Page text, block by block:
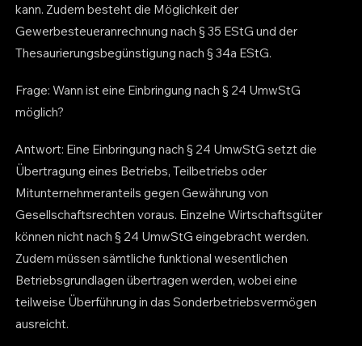
kann. Zudem besteht die Möglichkeit der
Gewerbesteueranrechnung nach § 35 EStG und der
Thesaurierungsbegünstigung nach § 34a EStG.
Frage: Wann ist eine Einbringung nach § 24 UmwStG
möglich?
Antwort: Eine Einbringung nach § 24 UmwStG setzt die
Übertragung eines Betriebs, Teilbetriebs oder
Mitunternehmeranteils gegen Gewährung von
Gesellschaftsrechten voraus. Einzelne Wirtschaftsgüter
können nicht nach § 24 UmwStG eingebracht werden.
Zudem müssen sämtliche funktional wesentlichen
Betriebsgrundlagen übertragen werden, wobei eine
teilweise Überführung in das Sonderbetriebsvermögen
ausreicht.